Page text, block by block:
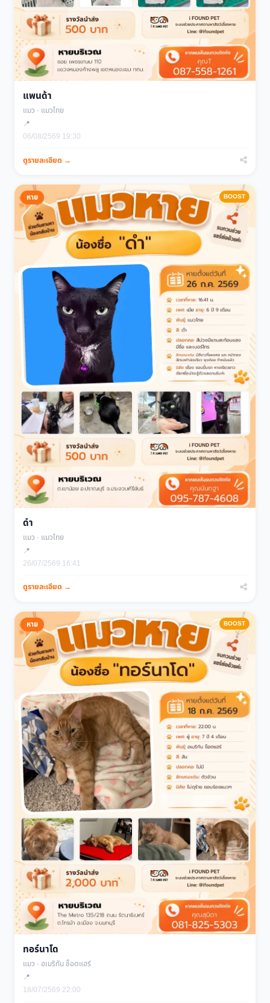
แพนด้า
แมว · แมวไทย
📍
06/08/2569 19:30
ดูรายละเอียด →
หาย BOOST
ดำ
แมว · แมวไทย
📍
26/07/2569 16:41
ดูรายละเอียด →
หาย BOOST
ทอร์นาโด
แมว · อเมริกัน ช็อตแฮร์
📍
18/07/2569 22:00